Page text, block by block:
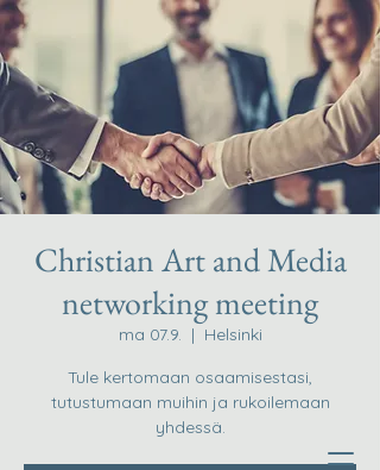
Christian Art and Media
networking meeting
ma 07.9.
  |
Helsinki
Tule kertomaan osaamisestasi,
tutustumaan muihin ja rukoilemaan
yhdessä.